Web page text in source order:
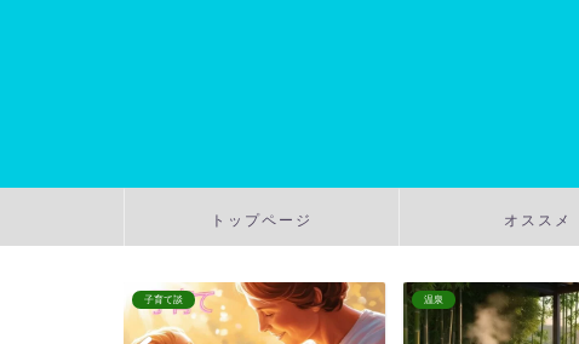
トップページ オススメ
子育て談 温泉